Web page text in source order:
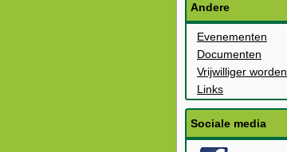
Andere
Evenementen
Documenten
Vrijwilliger worden
Links
Sociale media